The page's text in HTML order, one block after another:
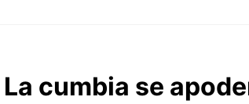
La cumbia se